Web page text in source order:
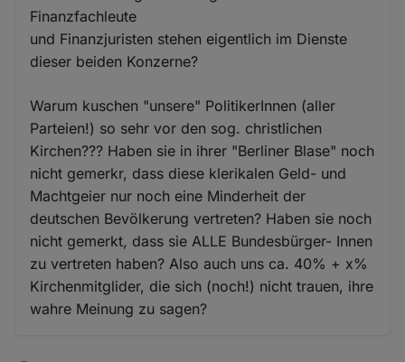
Finanzfachleute
und Finanzjuristen stehen eigentlich im Dienste
dieser beiden Konzerne?
Warum kuschen "unsere" PolitikerInnen (aller
Parteien!) so sehr vor den sog. christlichen
Kirchen??? Haben sie in ihrer "Berliner Blase" noch
nicht gemerkr, dass diese klerikalen Geld- und
Machtgeier nur noch eine Minderheit der
deutschen Bevölkerung vertreten? Haben sie noch
nicht gemerkt, dass sie ALLE Bundesbürger- Innen
zu vertreten haben? Also auch uns ca. 40% + x%
Kirchenmitglider, die sich (noch!) nicht trauen, ihre
wahre Meinung zu sagen?